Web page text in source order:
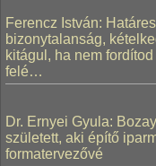
Ferencz István:
bizonytalanság,
kitágul, ha nem
felé…
Dr. Ernyei Gyula:
született, aki építő
formatervezővé